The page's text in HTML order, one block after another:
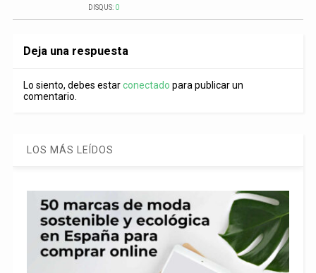
DISQUS: 0
Deja una respuesta
Lo siento, debes estarconectado para publicar un
comentario.
LOS MÁS LEÍDOS